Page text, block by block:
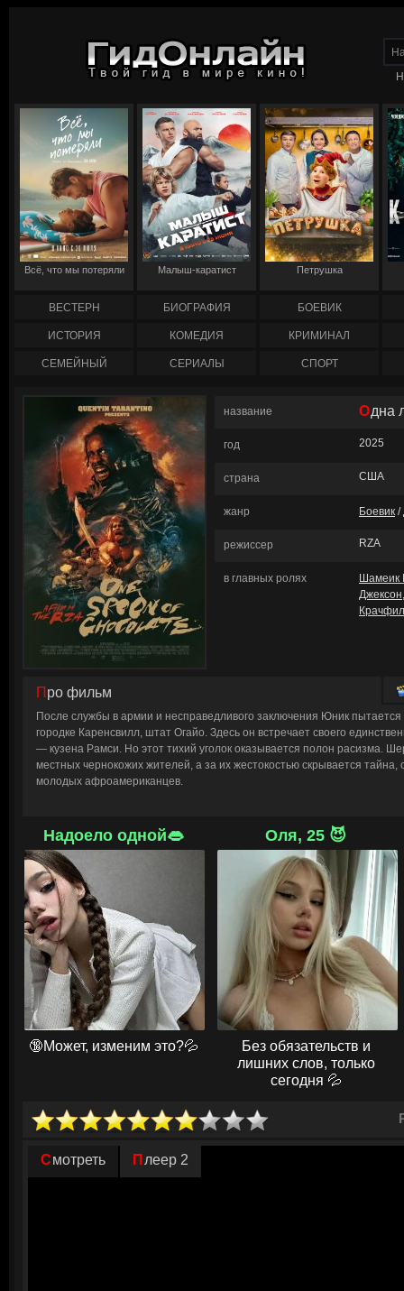
Всё, что мы потеряли Малыш-каратист Петрушка
ВЕСТЕРН БИОГРАФИЯ БОЕВИК
ИСТОРИЯ КОМЕДИЯ КРИМИНАЛ
СЕМЕЙНЫЙ СЕРИАЛЫ СПОРТ
название
год 2025
страна США
жанр Боевик /
режиссер RZA
в главных ролях
Шамеик
Джексон
Про фильм
После службы в армии и несправедливого заключения Юник
городке Каренсвилл, штат Огайо. Здесь он встречает своего
— кузена Рамси. Но этот тихий уголок оказывается полон расизма.
местных чернокожих жителей, а за их жестокостью скрывается тайна,
молодых афроамериканцев.
кроме как взять правосудие в свои руки. В поисках искупления он
чтобы защитить себя и близких. Лишь оказавшись на грани между
чтобы выжить в этой жестокой игре, ему придется пройти через
самых мрачных местах можно найти свет.
© ГидОнлайн
Надоело одной👄
🔞Может, изменим это?💦
Оля, 25 😈
Без обязательств и
лишних слов, только
сегодня 💦
Смотреть Плеер 2